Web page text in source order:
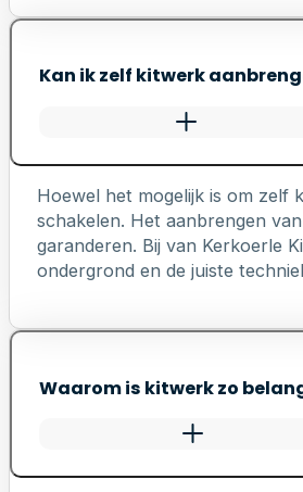
Kan ik zelf kitwerk
Hoewel het mogelijk is om zelf
schakelen. Het aanbrengen
garanderen. Bij van Kerkoerle
ondergrond en de juiste
Waarom is kitwerk zo